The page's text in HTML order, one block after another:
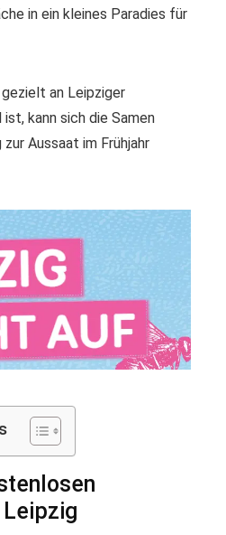
in ein kleines Paradies für
an Leipziger
kann sich die Samen
Aussaat im Frühjahr
Leipzig